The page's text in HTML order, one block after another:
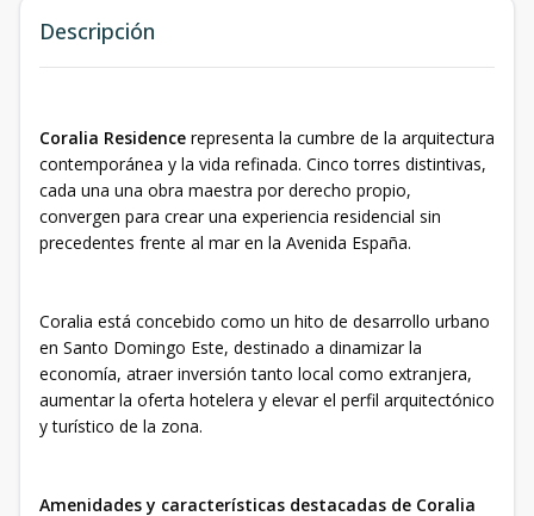
Descripción
Coralia Residence representa la cumbre de la arquitectura
contemporánea y la vida refinada. Cinco torres distintivas,
cada una una obra maestra por derecho propio,
convergen para crear una experiencia residencial sin
precedentes frente al mar en la Avenida España.
Coralia está concebido como un hito de desarrollo urbano
en Santo Domingo Este, destinado a dinamizar la
economía, atraer inversión tanto local como extranjera,
aumentar la oferta hotelera y elevar el perfil arquitectónico
y turístico de la zona.
Amenidades y características destacadas de Coralia